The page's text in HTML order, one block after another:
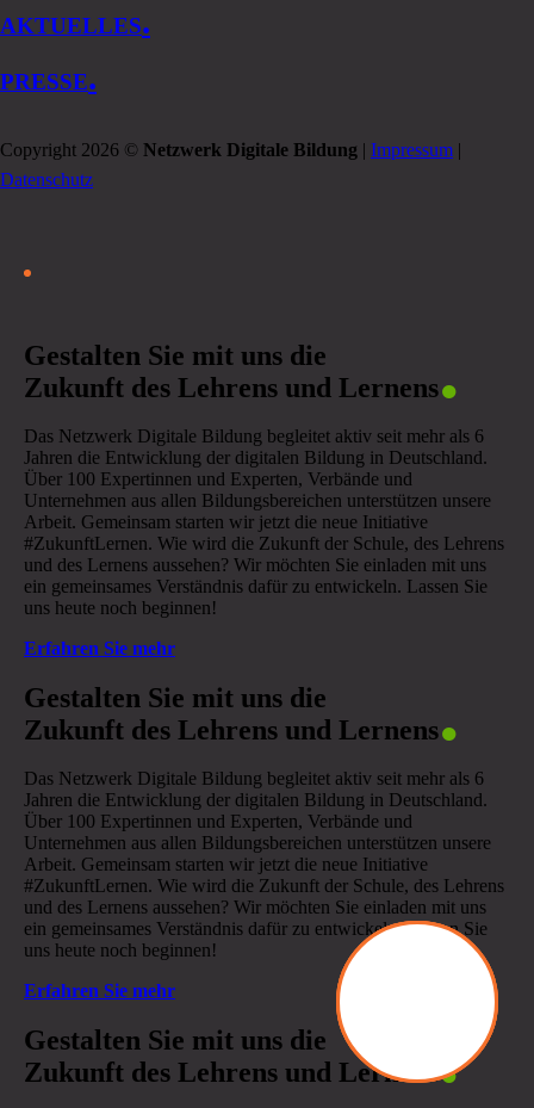
AKTUELLES.
PRESSE.
Copyright 2026 © Netzwerk Digitale Bildung | Impressum |
Datenschutz
Gestalten Sie mit uns die
Zukunft des Lehrens und Lernens.
Das Netzwerk Digitale Bildung begleitet aktiv seit mehr als 6
Jahren die Entwicklung der digitalen Bildung in Deutschland.
Über 100 Expertinnen und Experten, Verbände und
Unternehmen aus allen Bildungsbereichen unterstützen unsere
Arbeit. Gemeinsam starten wir jetzt die neue Initiative
#ZukunftLernen. Wie wird die Zukunft der Schule, des Lehrens
und des Lernens aussehen? Wir möchten Sie einladen mit uns
ein gemeinsames Verständnis dafür zu entwickeln. Lassen Sie
uns heute noch beginnen!
Erfahren Sie mehr
Gestalten Sie mit uns die
Zukunft des Lehrens und Lernens.
Das Netzwerk Digitale Bildung begleitet aktiv seit mehr als 6
Jahren die Entwicklung der digitalen Bildung in Deutschland.
Über 100 Expertinnen und Experten, Verbände und
Unternehmen aus allen Bildungsbereichen unterstützen unsere
Arbeit. Gemeinsam starten wir jetzt die neue Initiative
#ZukunftLernen. Wie wird die Zukunft der Schule, des Lehrens
und des Lernens aussehen? Wir möchten Sie einladen mit uns
ein gemeinsames Verständnis dafür zu entwickeln. Lassen Sie
uns heute noch beginnen!
Erfahren Sie mehr
Gestalten Sie mit uns die
Zukunft des Lehrens und Lernens.